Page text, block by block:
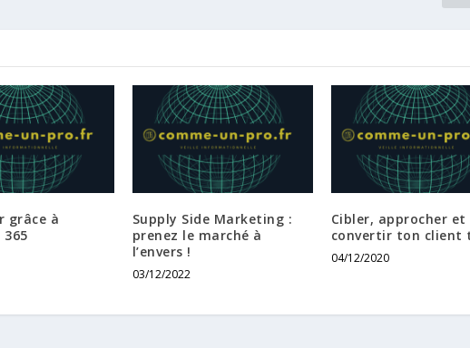
grâce à
Supply Side Marketing :
prenez le marché à
l’envers !
03/12/2022
Cibler, approcher et
convertir ton client
04/12/2020